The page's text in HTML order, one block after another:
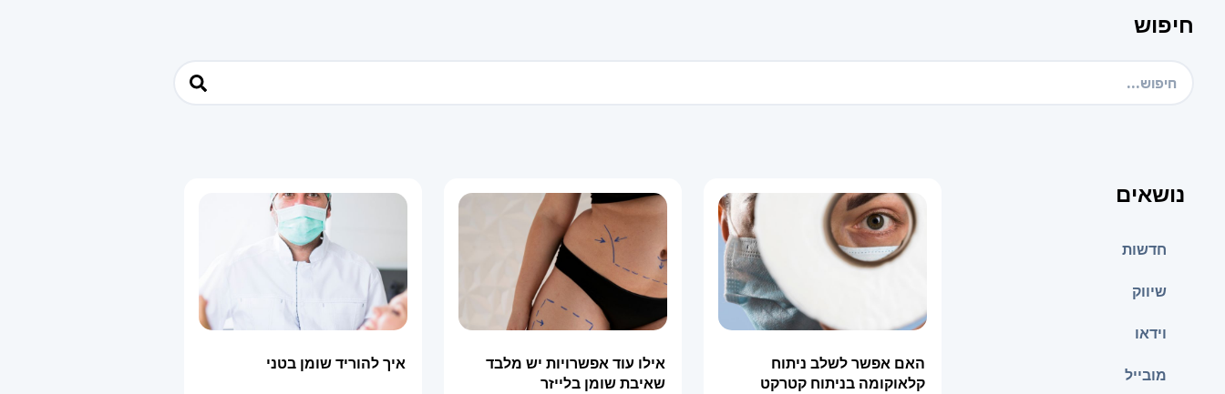
חיפוש
נושאים
חדשות
שיווק
וידאו
מובייל
האם אפשר לשלב ניתוח
קלאוקומה בניתוח קטרקט
אילו עוד אפשרויות יש מלבד
שאיבת שומן בלייזר
איך להוריד שומן בטני